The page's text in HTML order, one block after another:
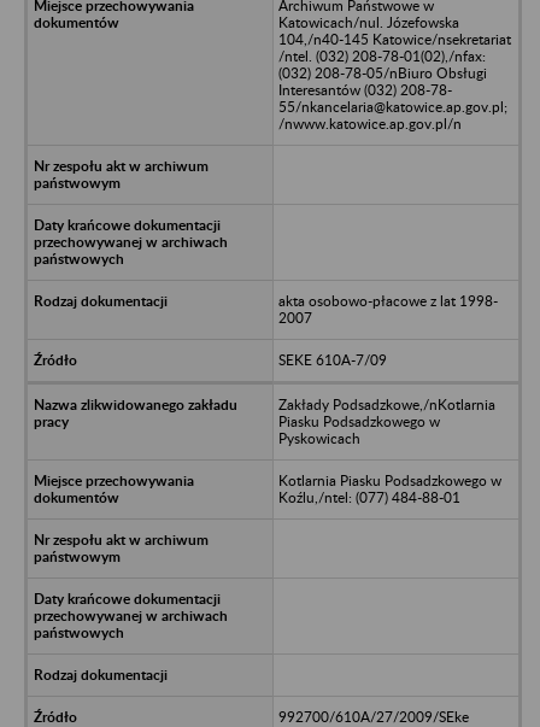
Archiwum Państwowe w
Katowicach/nul. Józefowska
104,/n40-145 Katowice/nsekretariat
/ntel. (032) 208-78-01(02),/nfax:
(032) 208-78-05/nBiuro Obsługi
Interesantów (032) 208-78-
55/nkancelaria@katowice.ap.gov.pl;
/nwww.katowice.ap.gov.pl/n
akta osobowo-płacowe z lat 1998-
2007
SEKE 610A-7/09
Zakłady Podsadzkowe,/nKotlarnia
Piasku Podsadzkowego w
Pyskowicach
Kotlarnia Piasku Podsadzkowego w
Koźlu,/ntel: (077) 484-88-01
992700/610A/27/2009/SEke